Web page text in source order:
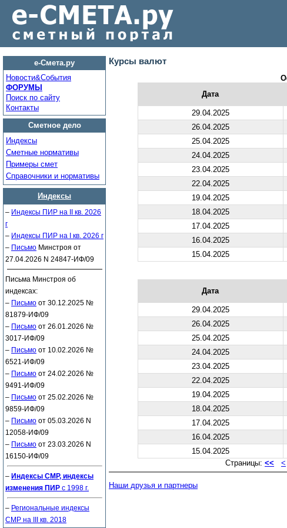
е-Смета.ру
Новости&Cобытия
ФОРУМЫ
Поиск по сайту
Контакты
Сметное дело
Индексы
Сметные нормативы
Примеры смет
Справочники и нормативы
Индексы
– Индексы ПИР на II кв. 2026
г
– Индексы ПИР на I кв. 2026 г
– Письмо Минстроя от
27.04.2026 N 24847-ИФ/09
Письма Минстроя об
индексах:
– Письмо от 30.12.2025 №
81879-ИФ/09
– Письмо от 26.01.2026 №
3017-ИФ/09
– Письмо от 10.02.2026 №
6521-ИФ/09
– Письмо от 24.02.2026 №
9491-ИФ/09
– Письмо от 25.02.2026 №
9859-ИФ/09
– Письмо от 05.03.2026 N
12058-ИФ/09
– Письмо от 23.03.2026 N
16150-ИФ/09
– Индексы СМР, индексы
изменения ПИР с 1998 г.
– Региональные индексы
СМР на III кв. 2018
Курсы валют
Дата
29.04.2025
26.04.2025
25.04.2025
24.04.2025
23.04.2025
22.04.2025
19.04.2025
18.04.2025
17.04.2025
16.04.2025
15.04.2025
Дата
29.04.2025
26.04.2025
25.04.2025
24.04.2025
23.04.2025
22.04.2025
19.04.2025
18.04.2025
17.04.2025
16.04.2025
15.04.2025
Страницы: << <
Наши друзья и партнеры